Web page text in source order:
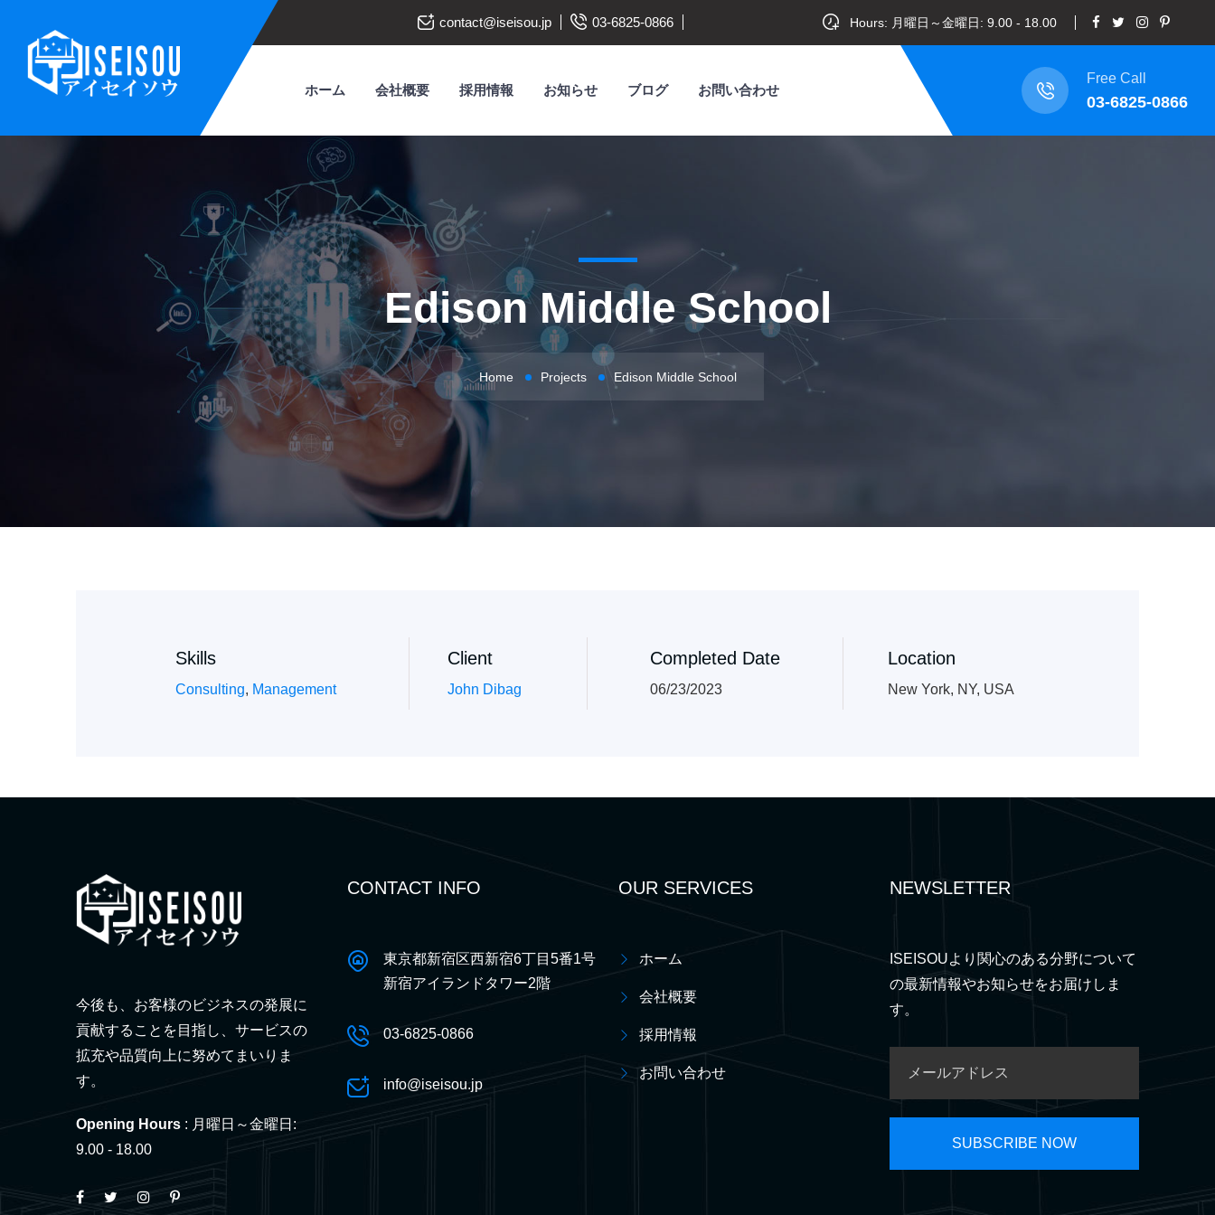
contact@iseisou.jp 03-6825-0866 Hours: 月曜日～金曜日: 9.00 - 18.00
ホーム 会社概要 採用情報 お知らせ ブログ お問い合わせ
Free Call
03-6825-0866
Edison Middle School
Home Projects Edison Middle School
Skills
Consulting, Management
Client
John Dibag
Completed Date
06/23/2023
Location
New York, NY, USA
今後も、お客様のビジネスの発展に
貢献することを目指し、サービスの
拡充や品質向上に努めてまいりま
す。
Opening Hours : 月曜日～金曜日:
9.00 - 18.00
CONTACT INFO
東京都新宿区西新宿6丁目5番1号
新宿アイランドタワー2階
03-6825-0866
info@iseisou.jp
OUR SERVICES
ホーム
会社概要
採用情報
お問い合わせ
NEWSLETTER
ISEISOUより関心のある分野について
の最新情報やお知らせをお届けしま
す。